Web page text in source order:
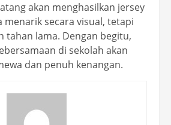
akan menghasilkan jersey
menarik secara visual, tetapi
tahan lama. Dengan begitu,
di sekolah akan
dan penuh kenangan.